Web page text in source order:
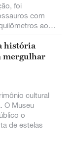
foi
com
ao
história
mergulhar
cultural
O Museu
o
de estelas